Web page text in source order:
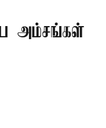
அம்சங்கள்